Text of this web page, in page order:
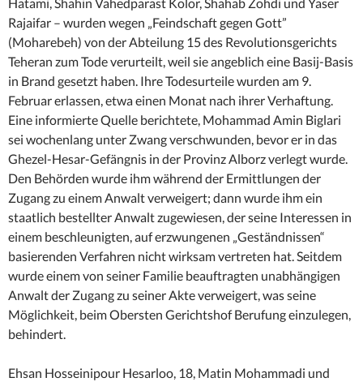
Hatami, Shahin Vahedparast Kolor, Shahab Zohdi und Yaser
Rajaifar – wurden wegen „Feindschaft gegen Gott”
(Moharebeh) von der Abteilung 15 des Revolutionsgerichts
Teheran zum Tode verurteilt, weil sie angeblich eine Basij-Basis
in Brand gesetzt haben. Ihre Todesurteile wurden am 9.
Februar erlassen, etwa einen Monat nach ihrer Verhaftung.
Eine informierte Quelle berichtete, Mohammad Amin Biglari
sei wochenlang unter Zwang verschwunden, bevor er in das
Ghezel-Hesar-Gefängnis in der Provinz Alborz verlegt wurde.
Den Behörden wurde ihm während der Ermittlungen der
Zugang zu einem Anwalt verweigert; dann wurde ihm ein
staatlich bestellter Anwalt zugewiesen, der seine Interessen in
einem beschleunigten, auf erzwungenen „Geständnissen“
basierenden Verfahren nicht wirksam vertreten hat. Seitdem
wurde einem von seiner Familie beauftragten unabhängigen
Anwalt der Zugang zu seiner Akte verweigert, was seine
Möglichkeit, beim Obersten Gerichtshof Berufung einzulegen,
behindert.
Ehsan Hosseinipour Hesarloo, 18, Matin Mohammadi und